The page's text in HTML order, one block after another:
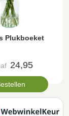
Plukboeket
24,95